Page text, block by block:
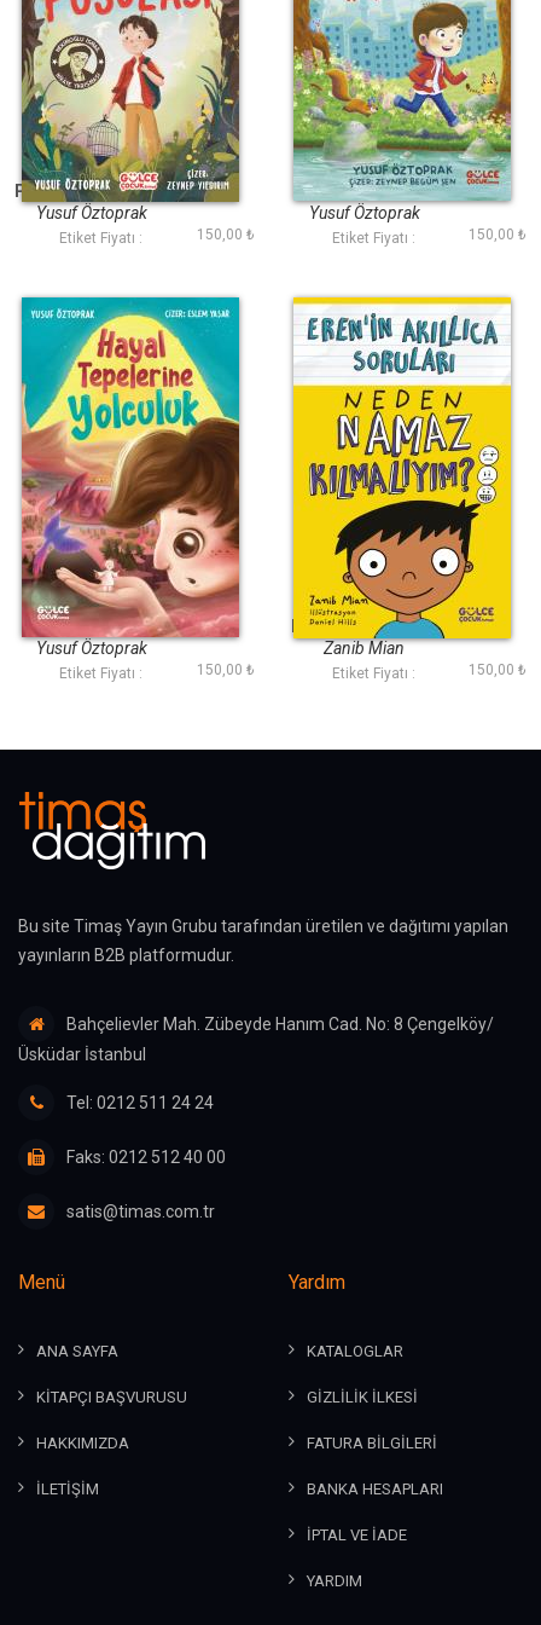
Dostluk Pusulası -
Peygamberimin sav
İzinde
Yusuf Öztoprak
Etiket Fiyatı : 150,00 ₺
Taşı Eriten İyilik
Yusuf Öztoprak
Etiket Fiyatı : 150,00 ₺
Hayal Tepelerine
Yolculuk
Yusuf Öztoprak
Etiket Fiyatı : 150,00 ₺
Neden Namaz
Kılmalıyım - Erenin
Akıllıca Soruları
Zanib Mian
Etiket Fiyatı : 150,00 ₺
Bu site Timaş Yayın Grubu tarafından üretilen ve dağıtımı yapılan
yayınların B2B platformudur.
Bahçelievler Mah. Zübeyde Hanım Cad. No: 8 Çengelköy/
Üsküdar İstanbul
Tel: 0212 511 24 24
Faks: 0212 512 40 00
satis@timas.com.tr
Menü
ANA SAYFA
KİTAPÇI BAŞVURUSU
HAKKIMIZDA
İLETİŞİM
Yardım
KATALOGLAR
GİZLİLİK İLKESİ
FATURA BİLGİLERİ
BANKA HESAPLARI
İPTAL VE İADE
YARDIM